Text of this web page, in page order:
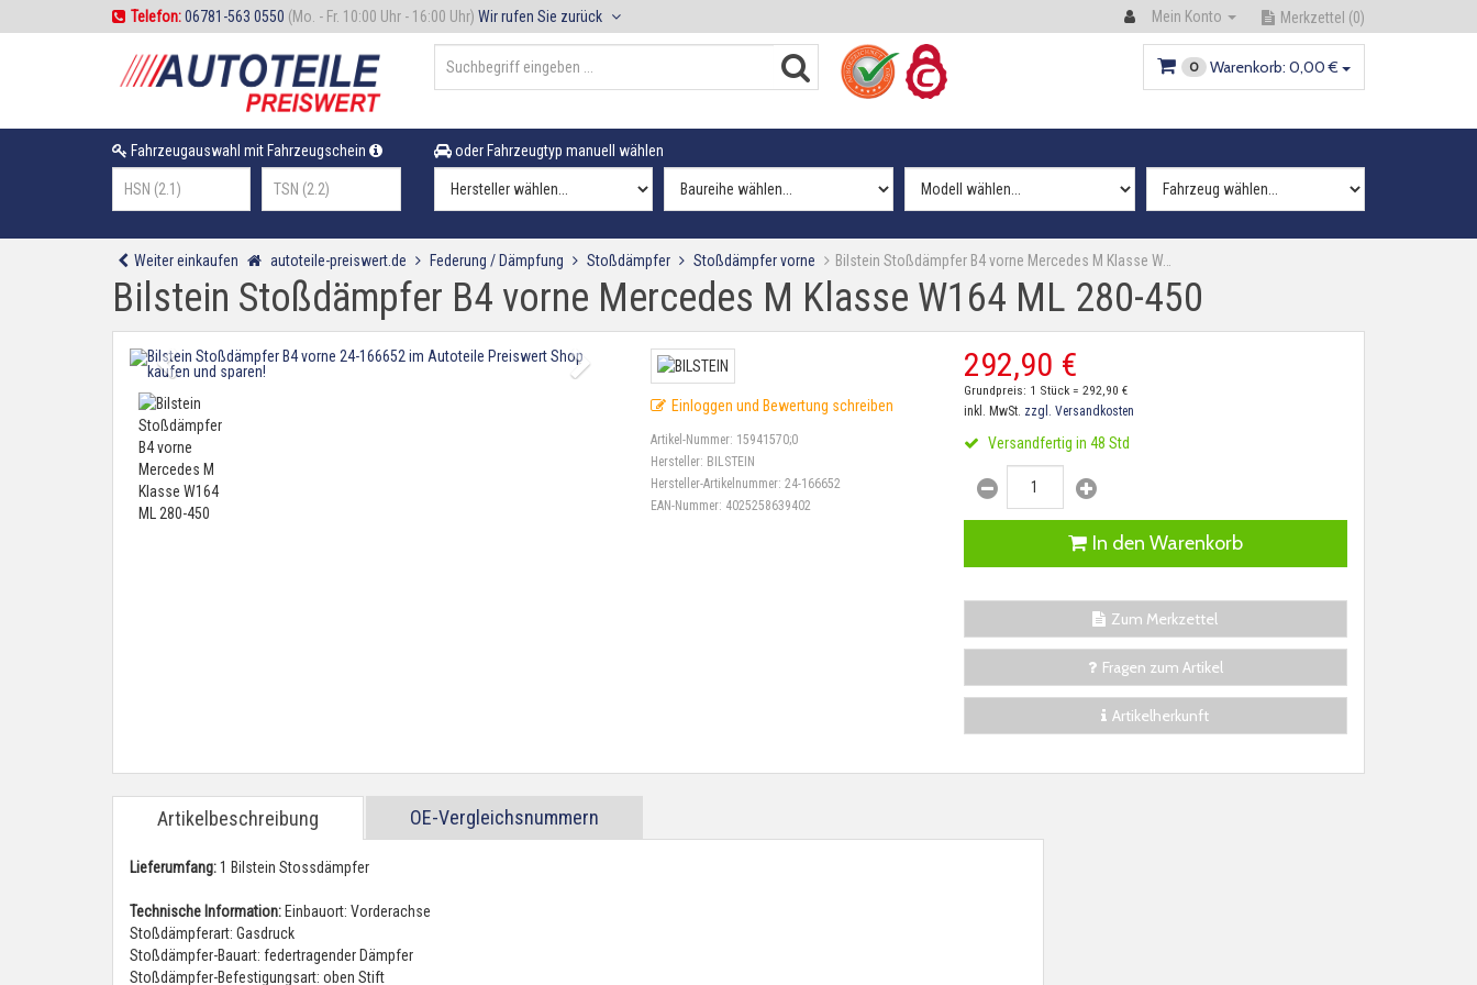
Telefon:06781-563 0550 (Mo. - Fr. 10:00 Uhr - 16:00 Uhr) Wir rufen Sie zurück Mein Konto Merkzettel (0)
0 Warenkorb: 0,00 €
Fahrzeugauswahl mit Fahrzeugschein oder Fahrzeugtyp manuell wählen
Weiter einkaufen autoteile-preiswert.de Federung / Dämpfung Stoßdämpfer Stoßdämpfer vorne Bilstein Stoßdämpfer B4 vorne Mercedes M Klasse W…
Bilstein Stoßdämpfer B4 vorne Mercedes M Klasse W164 ML 280-450
Einloggen und Bewertung schreiben
Artikel-Nummer: 15941570;0
Hersteller: BILSTEIN
Hersteller-Artikelnummer:24-166652
EAN-Nummer: 4025258639402
292,90 €
Grundpreis: 1 Stück = 292,90 €
inkl. MwSt. zzgl. Versandkosten
Versandfertig in 48 Std
In den Warenkorb
Zum Merkzettel
Fragen zum Artikel
Artikelherkunft
Artikelbeschreibung OE-Vergleichsnummern
Lieferumfang:1 Bilstein Stossdämpfer
Technische Information: Einbauort: Vorderachse
Stoßdämpferart: Gasdruck
Stoßdämpfer-Bauart: federtragender Dämpfer
Stoßdämpfer-Befestigungsart: oben Stift